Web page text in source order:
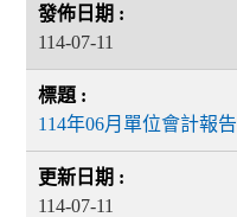
114-07-11
114年06月單位會計報告
114-07-11